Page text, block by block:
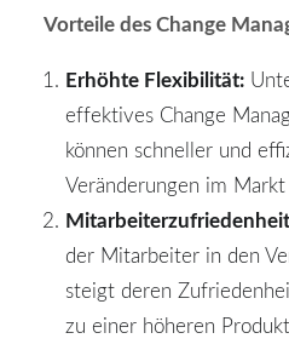
Vorteile des Change
Erhöhte Flexibilität:
effektives Change
können schneller und
Veränderungen im
der Mitarbeiter in den
steigt deren
zu einer höheren